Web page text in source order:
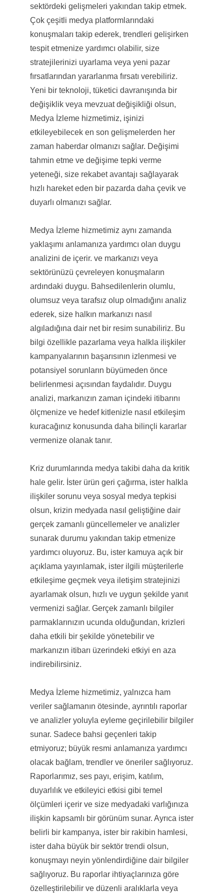
sektördeki gelişmeleri yakından takip etmek.
Çok çeşitli medya platformlarındaki
konuşmaları takip ederek, trendleri gelişirken
tespit etmenize yardımcı olabilir, size
stratejilerinizi uyarlama veya yeni pazar
fırsatlarından yararlanma fırsatı verebiliriz.
Yeni bir teknoloji, tüketici davranışında bir
değişiklik veya mevzuat değişikliği olsun,
Medya İzleme hizmetimiz, işinizi
etkileyebilecek en son gelişmelerden her
zaman haberdar olmanızı sağlar. Değişimi
tahmin etme ve değişime tepki verme
yeteneği, size rekabet avantajı sağlayarak
hızlı hareket eden bir pazarda daha çevik ve
duyarlı olmanızı sağlar.
Medya İzleme hizmetimiz aynı zamanda
yaklaşımı anlamanıza yardımcı olan duygu
analizini de içerir. ve markanızı veya
sektörünüzü çevreleyen konuşmaların
ardındaki duygu. Bahsedilenlerin olumlu,
olumsuz veya tarafsız olup olmadığını analiz
ederek, size halkın markanızı nasıl
algıladığına dair net bir resim sunabiliriz. Bu
bilgi özellikle pazarlama veya halkla ilişkiler
kampanyalarının başarısının izlenmesi ve
potansiyel sorunların büyümeden önce
belirlenmesi açısından faydalıdır. Duygu
analizi, markanızın zaman içindeki itibarını
ölçmenize ve hedef kitlenizle nasıl etkileşim
kuracağınız konusunda daha bilinçli kararlar
vermenize olanak tanır.
Kriz durumlarında medya takibi daha da kritik
hale gelir. İster ürün geri çağırma, ister halkla
ilişkiler sorunu veya sosyal medya tepkisi
olsun, krizin medyada nasıl geliştiğine dair
gerçek zamanlı güncellemeler ve analizler
sunarak durumu yakından takip etmenize
yardımcı oluyoruz. Bu, ister kamuya açık bir
açıklama yayınlamak, ister ilgili müşterilerle
etkileşime geçmek veya iletişim stratejinizi
ayarlamak olsun, hızlı ve uygun şekilde yanıt
vermenizi sağlar. Gerçek zamanlı bilgiler
parmaklarınızın ucunda olduğundan, krizleri
daha etkili bir şekilde yönetebilir ve
markanızın itibarı üzerindeki etkiyi en aza
indirebilirsiniz.
Medya İzleme hizmetimiz, yalnızca ham
veriler sağlamanın ötesinde, ayrıntılı raporlar
ve analizler yoluyla eyleme geçirilebilir bilgiler
sunar. Sadece bahsi geçenleri takip
etmiyoruz; büyük resmi anlamanıza yardımcı
olacak bağlam, trendler ve öneriler sağlıyoruz.
Raporlarımız, ses payı, erişim, katılım,
duyarlılık ve etkileyici etkisi gibi temel
ölçümleri içerir ve size medyadaki varlığınıza
ilişkin kapsamlı bir görünüm sunar. Ayrıca ister
belirli bir kampanya, ister bir rakibin hamlesi,
ister daha büyük bir sektör trendi olsun,
konuşmayı neyin yönlendirdiğine dair bilgiler
sağlıyoruz. Bu raporlar ihtiyaçlarınıza göre
özelleştirilebilir ve düzenli aralıklarla veya